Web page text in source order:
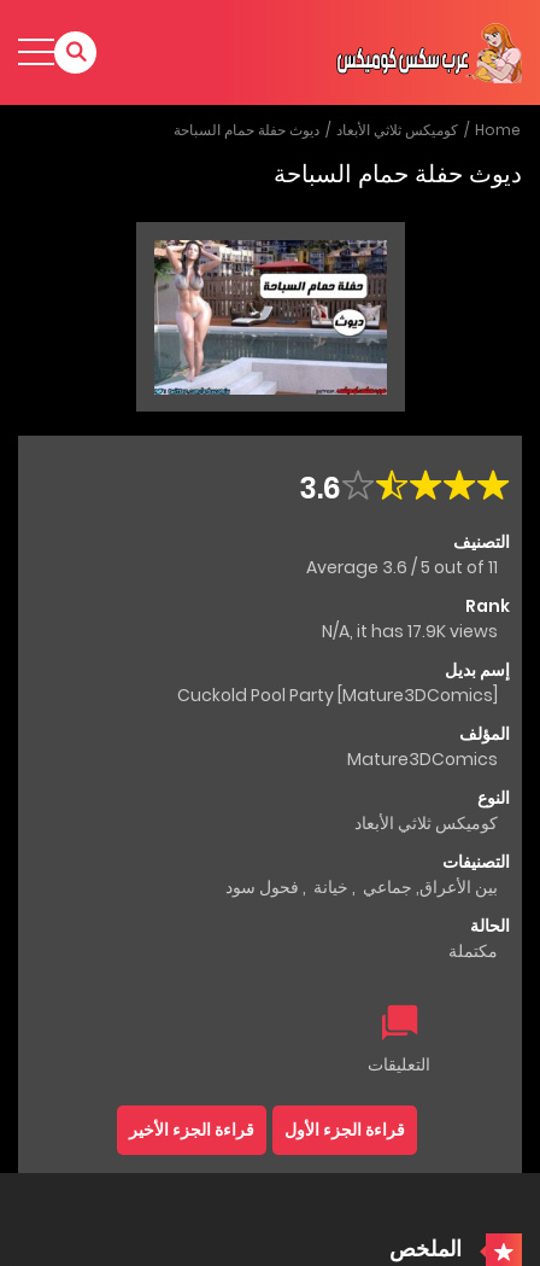
Home كوميكس ثلاثي الأبعاد ديوث حفلة حمام السباحة
ديوث حفلة حمام السباحة
3.6
التصنيف
Average 3.6 /5 out of 11
Rank
N/A, it has 17.9K views
إسم بديل
Cuckold Pool Party [Mature3DComics]
المؤلف
Mature3DComics
النوع
كوميكس ثلاثي الأبعاد
التصنيفات
بين الأعراق, جماعي , خيانة , فحول سود
الحالة
مكتملة
التعليقات
قراءة الجزء الأول قراءة الجزء الأخير
الملخص